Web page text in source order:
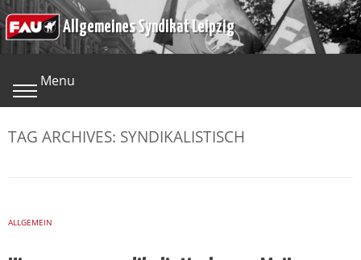
Skip
to
content
Allgemeines Syndikat Leipzig
Menu
TAG ARCHIVES: SYNDIKALISTISCH
ALLGEMEIN